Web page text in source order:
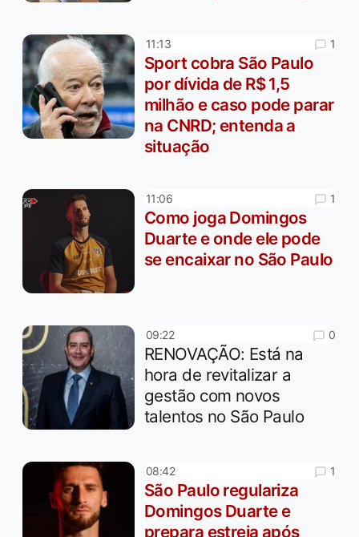
11:13 1
Sport cobra São Paulo
por dívida de R$ 1,5
milhão e caso pode parar
na CNRD; entenda a
situação
11:06 1
Como joga Domingos
Duarte e onde ele pode
se encaixar no São Paulo
09:22 0
RENOVAÇÃO: Está na
hora de revitalizar a
gestão com novos
talentos no São Paulo
08:42 1
São Paulo regulariza
Domingos Duarte e
prepara estreia após